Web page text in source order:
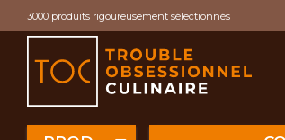
3000 produits rigoureusement sélectionnés